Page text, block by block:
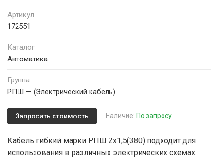
Артикул
172551
Каталог
Автоматика
Группа
РПШ — (Электрический кабель)
Запросить стоимость Наличие: По запросу
Кабель гибкий марки РПШ 2х1,5(380) подходит для
использования в различных электрических схемах.